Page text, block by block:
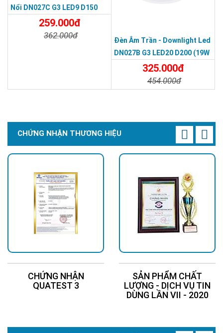
Nổi DN027C G3 LED9 D150
(9W Φ150)259.000đ
362.000đ
Đèn Âm Trần - Downlight Led
DN027B G3 LED20 D200 (19W
325.000đ
454.000đ
CHỨNG NHẬN THƯƠNG HIỆU
CHỨNG NHẬN
QUATEST 3
SẢN PHẨM CHẤT
LƯỢNG - DỊCH VỤ TIN
DÙNG LẦN VII - 2020